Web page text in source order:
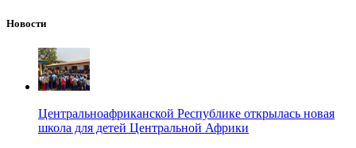
Новости
Центральноафриканской Республике открылась новая
школа для детей Центральной Африки